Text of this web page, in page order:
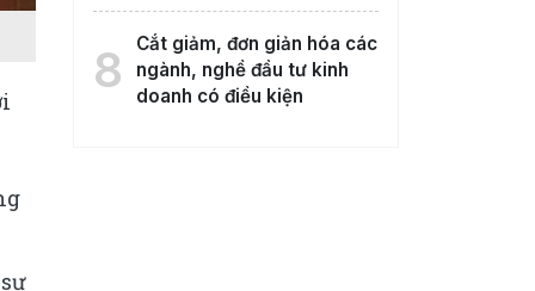
8
Cắt giảm, đơn giản hóa các
ngành, nghề đầu tư kinh
doanh có điều kiện